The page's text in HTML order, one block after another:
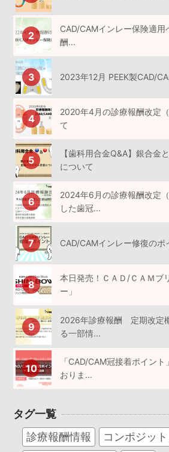
CAD/CAMインレー保険適
酬...
2023年12月 PEEK製CAD/
2020年4月の診療報酬改定
て
【歯科用合金Q&A】銀合金
について
2024年6月の診療報酬改定
した歯冠...
CAD/CAMインレー修復のポ
本日発売！ＣＡＤ/ＣＡＭブ
ー」
2026年診療報酬 定期改定
る一部情...
「CAD/CAM冠接着ポイン
おりま...
タグ一覧
診療報酬情報
コンポジッ